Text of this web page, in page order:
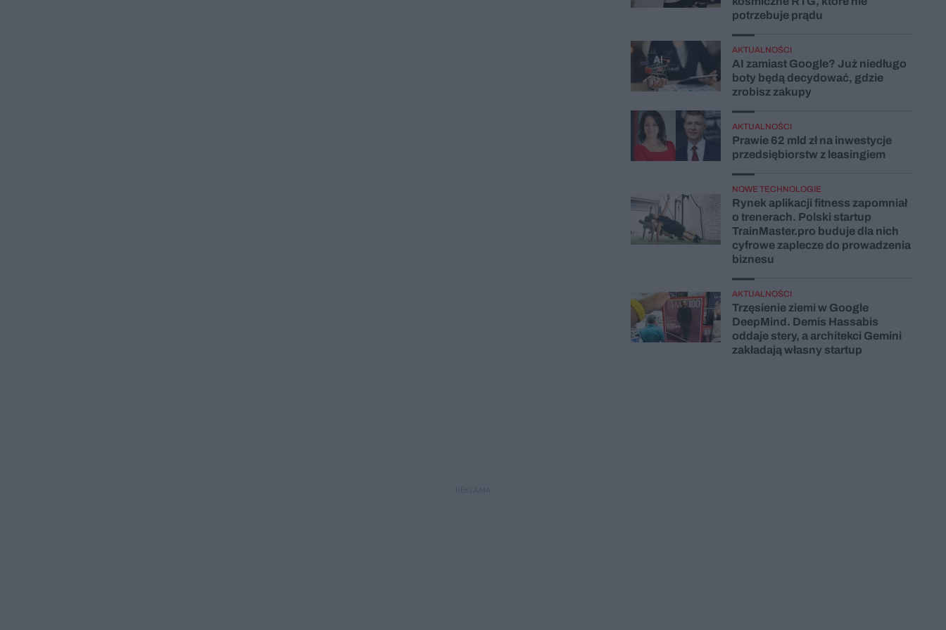
potrzebuje prądu
AKTUALNOŚCI
AI zamiast Google? Już niedługo
boty będą decydować, gdzie
zrobisz zakupy
AKTUALNOŚCI
Prawie 62 mld zł na inwestycje
przedsiębiorstw z leasingiem
NOWE TECHNOLOGIE
Rynek aplikacji fitness zapomniał
o trenerach. Polski startup
TrainMaster.pro buduje dla nich
cyfrowe zaplecze do prowadzenia
biznesu
AKTUALNOŚCI
Trzęsienie ziemi w Google
DeepMind. Demis Hassabis
oddaje stery, a architekci Gemini
zakładają własny startup